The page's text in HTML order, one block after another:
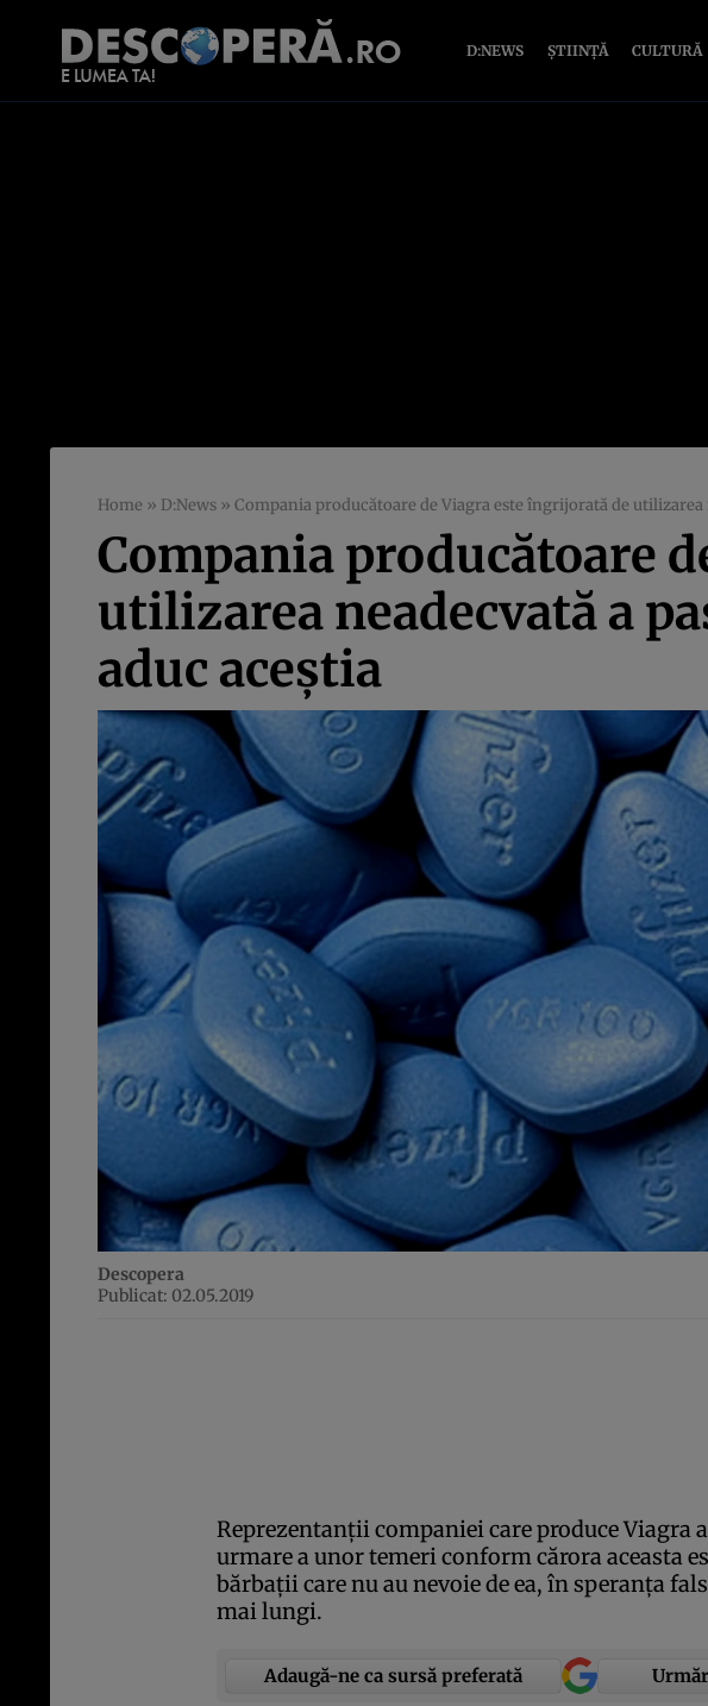
D:NEWS ȘTIINȚĂ CULTURĂ
Home » D:News » Compania producătoare de Viagra este îngrijorată de
Compania producătoare
utilizarea neadecvată a
aduc aceştia
Descopera
Publicat: 02.05.2019
Reprezentanţii companiei care produce Viagra
urmare a unor temeri conform cărora aceasta
bărbaţii care nu au nevoie de ea, în speranţa
mai lungi.
Adaugă-ne ca sursă preferată